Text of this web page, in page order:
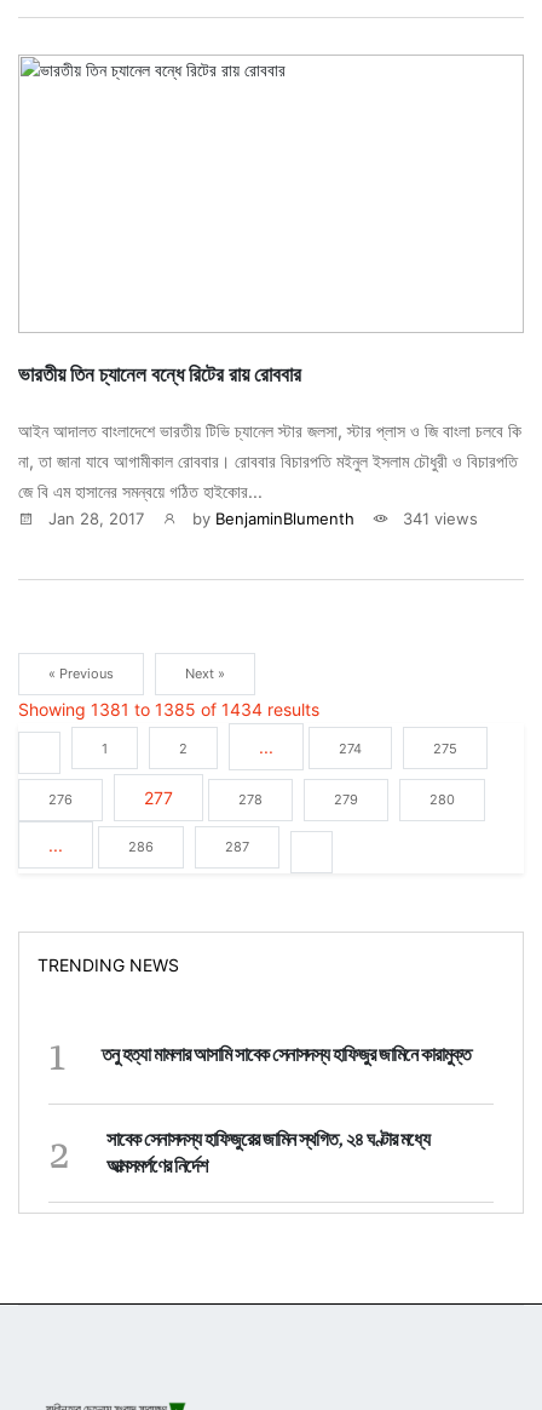
ভারতীয় তিন চ্যানেল বন্ধে রিটের রায় রোববার
আইন আদালত বাংলাদেশে ভারতীয় টিভি চ্যানেল স্টার জলসা, স্টার প্লাস ও জি বাংলা চলবে কি
না, তা জানা যাবে আগামীকাল রোববার। রোববার বিচারপতি মইনুল ইসলাম চৌধুরী ও বিচারপতি
জে বি এম হাসানের সমন্বয়ে গঠিত হাইকোর...
Jan 28, 2017 by BenjaminBlumenth 341 views
« Previous Next »
Showing 1381 to 1385 of 1434 results
1 2 ... 274 275
276 277 278 279 280
... 286 287
TRENDING NEWS
1 তনু হত্যা মামলার আসামি সাবেক সেনাসদস্য হাফিজুর জামিনে কারামুক্ত
2
সাবেক সেনাসদস্য হাফিজুরের জামিন স্থগিত, ২৪ ঘণ্টার মধ্যে
আত্মসমর্পণের নির্দেশ